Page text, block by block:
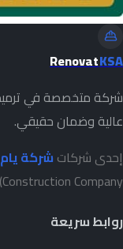
RenovatKSA
شركة متخصصة في
عالية وضمان حقيقي.
إحدى شركاتشركة يام
Construction Company)
روابط سريعة